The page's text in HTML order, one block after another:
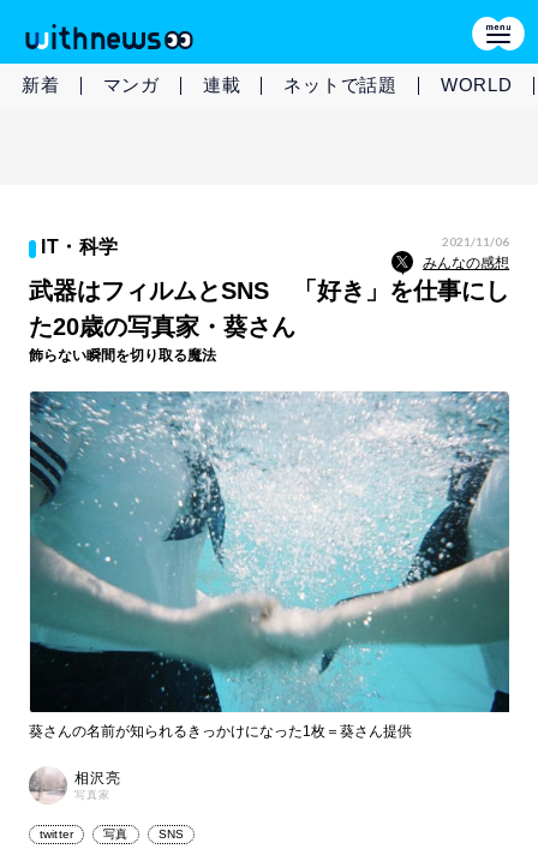
新着 マンガ 連載 ネットで話題 WORLD
IT・科学 2021/11/06
みんなの感想
武器はフィルムとSNS 「好き」を仕事にし
た20歳の写真家・葵さん
飾らない瞬間を切り取る魔法
葵さんの名前が知られるきっかけになった1枚＝葵さん提供
相沢亮
写真家
twitter 写真 SNS